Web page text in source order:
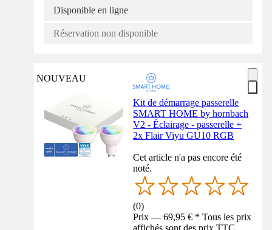
Disponible en ligne
Réservation non disponible
NOUVEAU
Kit de démarrage passerelle
SMART HOME by hornbach
V2 - Éclairage - passerelle +
2x Flair Viyu GU10 RGB
Cet article n'a pas encore été
noté.
(0)
Prix — 69,95 € * Tous les prix